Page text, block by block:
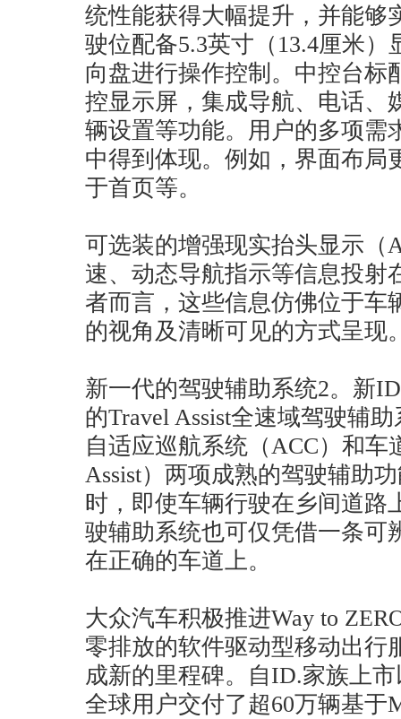
统性能获得大幅提升，并能够
驶位配备5.3英寸（13.4厘米
向盘进行操作控制。中控台标
控显示屏，集成导航、电话、
辆设置等功能。用户的多项需
中得到体现。例如，界面布局
于首页等。
可选装的增强现实抬头显示（
速、动态导航指示等信息投射
者而言，这些信息仿佛位于车
的视角及清晰可见的方式呈现
新一代的驾驶辅助系统2。新
的Travel Assist全速域驾驶辅
自适应巡航系统（ACC）和车
Assist）两项成熟的驾驶辅助
时，即使车辆行驶在乡间道路
驶辅助系统也可仅凭借一条可
在正确的车道上。
大众汽车积极推进Way to
零排放的软件驱动型移动出行
成新的里程碑。自ID.家族上
全球用户交付了超60万辆基于